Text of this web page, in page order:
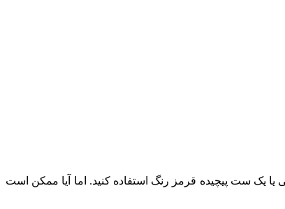
یا یک ست پیچیده قرمز رنگ استفاده کنید. اما آیا ممکن است